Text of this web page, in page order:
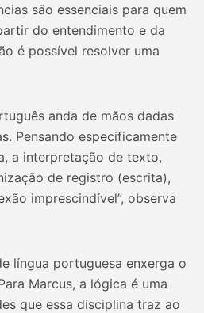
são essenciais para quem
do entendimento e da
é possível resolver uma
anda de mãos dadas
Pensando especificamente
a interpretação de texto,
de registro (escrita),
imprescindível”, observa
língua portuguesa enxerga o
Marcus, a lógica é uma
que essa disciplina traz ao